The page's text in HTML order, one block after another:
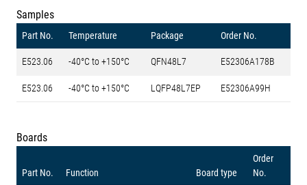
Samples
Part No. Temperature Package Order No.
E523.06 -40°C to +150°C QFN48L7 E52306A178B
E523.06 -40°C to +150°C LQFP48L7EP E52306A99H
Boards
Part No. Function Board type
Order
No.